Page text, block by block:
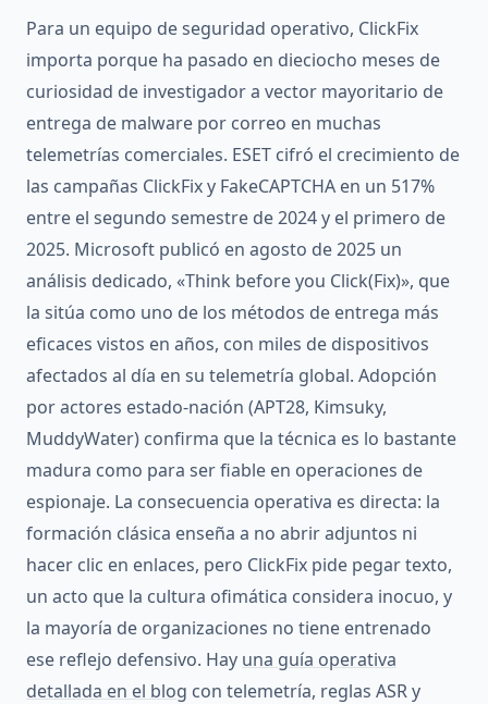
Para un equipo de seguridad operativo, ClickFix
importa porque ha pasado en dieciocho meses de
curiosidad de investigador a vector mayoritario de
entrega de malware por correo en muchas
telemetrías comerciales. ESET cifró el crecimiento de
las campañas ClickFix y FakeCAPTCHA en un 517%
entre el segundo semestre de 2024 y el primero de
2025. Microsoft publicó en agosto de 2025 un
análisis dedicado, «Think before you Click(Fix)», que
la sitúa como uno de los métodos de entrega más
eficaces vistos en años, con miles de dispositivos
afectados al día en su telemetría global. Adopción
por actores estado-nación (APT28, Kimsuky,
MuddyWater) confirma que la técnica es lo bastante
madura como para ser fiable en operaciones de
espionaje. La consecuencia operativa es directa: la
formación clásica enseña a no abrir adjuntos ni
hacer clic en enlaces, pero ClickFix pide pegar texto,
un acto que la cultura ofimática considera inocuo, y
la mayoría de organizaciones no tiene entrenado
ese reflejo defensivo. Hay una guía operativa
detallada en el blog con telemetría, reglas ASR y